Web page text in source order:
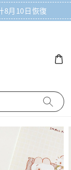
8月10日恢復